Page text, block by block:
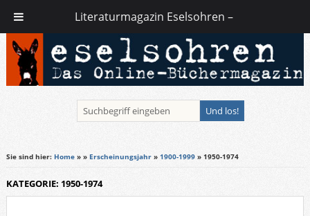
Sie sind hier: Home» » Erscheinungsjahr» 1900-1999» 1950-1974
KATEGORIE: 1950-1974
Literaturmagazin Eselsohren –